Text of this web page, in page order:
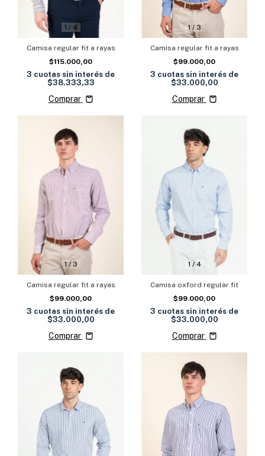
1 / 4
Camisa regular fit a rayas
$115.000,00
3 cuotas sin interés de
$38.333,33
Comprar
1 / 3
Camisa regular fit a rayas
$99.000,00
3 cuotas sin interés de
$33.000,00
Comprar
1/ 3
Camisa regular fit a rayas
$99.000,00
3 cuotas sin interés de
$33.000,00
Comprar
1 / 4
Camisa oxford regular fit
$99.000,00
3 cuotas sin interés de
$33.000,00
Comprar